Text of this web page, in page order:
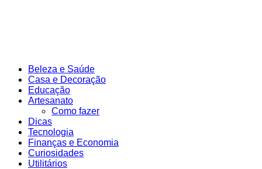
Beleza e Saúde
Casa e Decoração
Educação
Artesanato
Como fazer
Dicas
Tecnologia
Finanças e Economia
Curiosidades
Utilitários